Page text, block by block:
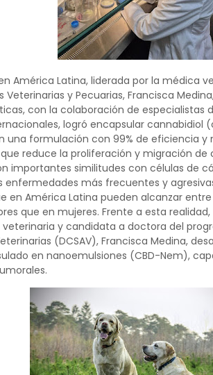
América Latina, liderada por la médica
Veterinarias y Pecuarias, Francisca
con la colaboración de especialistas
logró encapsular cannabidiol
una formulación con 99% de eficiencia y
reduce la proliferación y migración
importantes similitudes con células de
enfermedades más frecuentes y
en América Latina pueden alcanzar
que en mujeres. Frente a esta
y candidata a doctora del
(DCSAV), Francisca Medina,
en nanoemulsiones (CBD-Nem),